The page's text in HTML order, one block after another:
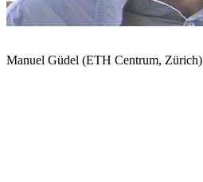
Manuel Güdel (ETH Centrum, Zürich)